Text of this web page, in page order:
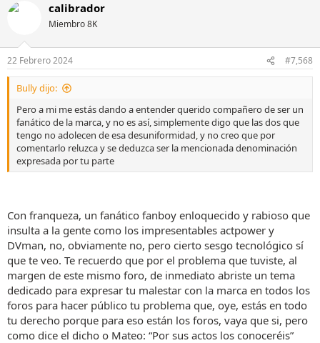
c
e
s
calibrador
Miembro 8K
22 Febrero 2024 #7,568
Bully dijo:
Pero a mi me estás dando a entender querido compañero de ser un
fanático de la marca, y no es así, simplemente digo que las dos que
tengo no adolecen de esa desuniformidad, y no creo que por
comentarlo reluzca y se deduzca ser la mencionada denominación
expresada por tu parte
Con franqueza, un fanático fanboy enloquecido y rabioso que
insulta a la gente como los impresentables actpower y
DVman, no, obviamente no, pero cierto sesgo tecnológico sí
que te veo. Te recuerdo que por el problema que tuviste, al
margen de este mismo foro, de inmediato abriste un tema
dedicado para expresar tu malestar con la marca en todos los
foros para hacer público tu problema que, oye, estás en todo
tu derecho porque para eso están los foros, vaya que si, pero
como dice el dicho o Mateo: “Por sus actos los conoceréis”